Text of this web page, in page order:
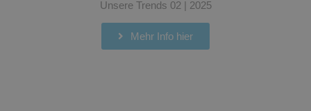
Unsere Trends 02 | 2025
Mehr Info hier